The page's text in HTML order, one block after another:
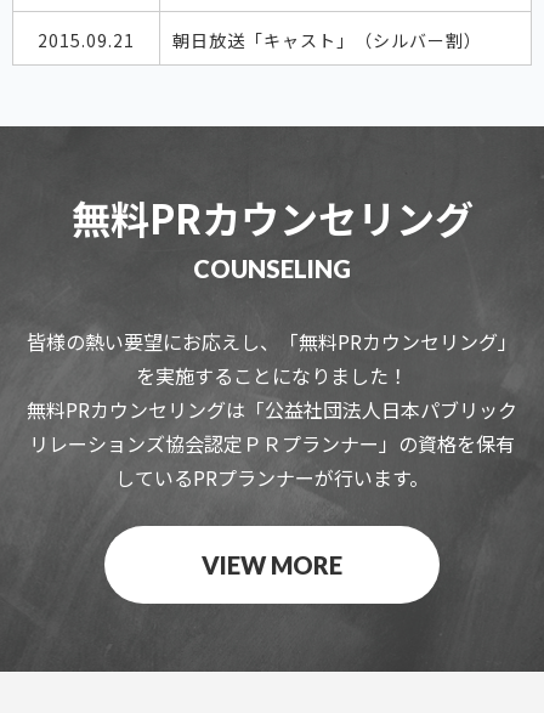
2015.09.21 朝日放送「キャスト」（シルバー割）
無料PRカウンセリング
COUNSELING
皆様の熱い要望にお応えし、「無料PRカウンセリング」
を実施することになりました！
無料PRカウンセリングは「公益社団法人日本パブリック
リレーションズ協会認定ＰＲプランナー」の資格を保有
しているPRプランナーが行います。
VIEW MORE